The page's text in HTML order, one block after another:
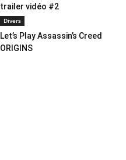
trailer vidéo #2
Divers
Let’s Play Assassin’s Creed
ORIGINS